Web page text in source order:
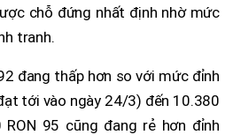
chỗ đứng nhất định nhờ mức
tranh.
đang thấp hơn so với mức đỉnh
tới vào ngày 24/3) đến 10.380
95 cũng đang rẻ hơn đỉnh